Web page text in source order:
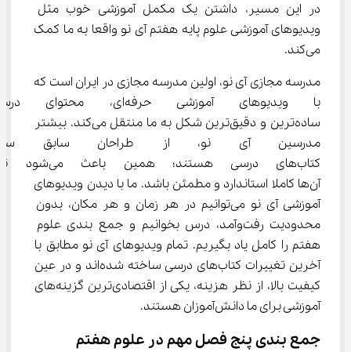
در این مسیر، داشتن یک مکمل آموزشی خوب مثل
ویدیوهای آموزشی علوم پایه هفتم آی ‌نو واقعا به ما کمک
می‌کند.
مدرسه مجازی آی ‌نو، اولین مدرسه مجازی در ایران است که
با ویدیوهای آموزشی
ساده‌ترین و دقیق‌ترین شکل به ما منتقل می‌کند. بیشتر
مدرسین آی ‌نو، از طراحان
کتاب‌های درسی هستند؛
آن‌ها کاملا استاندارد و مطمئن باشد. ما با دیدن ویدیوهای
آموزشی آی ‌نو می‌توانیم در هر زمان و هر مکان، بدون
محدودیت رفت‌و‌آمد، درس بخوانیم و جمع بندی علوم
هفتم را کامل یاد بگیریم. تمام ویدیوهای آی ‌نو مطابق با
آخرین تغییرات کتاب‌های درسی ساخته شده‌اند و در عین
کیفیت بالا، از نظر هزینه، یکی از اقتصادی‌ترین گزینه‌های
آموزشی برای ما دانش‌آموزان هستند.
جمع بندی پنج فصل مهم در علوم هفتم